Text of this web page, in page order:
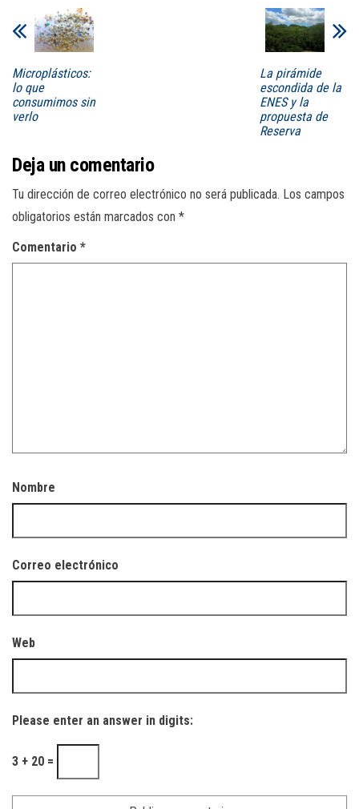
Microplásticos:
lo que
consumimos sin
verlo
La pirámide
escondida de la
ENES y la
propuesta de
Reserva
Deja un comentario
Tu dirección de correo electrónico no será publicada. Los campos
obligatorios están marcados con *
Comentario *
Nombre
Correo electrónico
Web
Please enter an answer in digits:
3 + 20 =